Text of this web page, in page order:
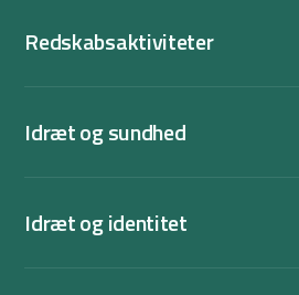
Redskabsaktiviteter
Idræt og sundhed
Idræt og identitet